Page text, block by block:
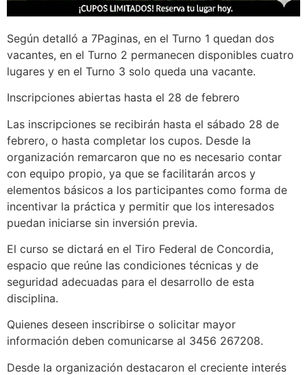
Según detalló a 7Paginas, en el Turno 1 quedan dos
vacantes, en el Turno 2 permanecen disponibles cuatro
lugares y en el Turno 3 solo queda una vacante.
Inscripciones abiertas hasta el 28 de febrero
Las inscripciones se recibirán hasta el sábado 28 de
febrero, o hasta completar los cupos. Desde la
organización remarcaron que no es necesario contar
con equipo propio, ya que se facilitarán arcos y
elementos básicos a los participantes como forma de
incentivar la práctica y permitir que los interesados
puedan iniciarse sin inversión previa.
El curso se dictará en el Tiro Federal de Concordia,
espacio que reúne las condiciones técnicas y de
seguridad adecuadas para el desarrollo de esta
disciplina.
Quienes deseen inscribirse o solicitar mayor
información deben comunicarse al 3456 267208.
Desde la organización destacaron el creciente interés